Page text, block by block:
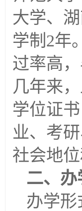
大学、
学制2年
过率高
几年来
学位证
业、考
社会地位
二、
办学形